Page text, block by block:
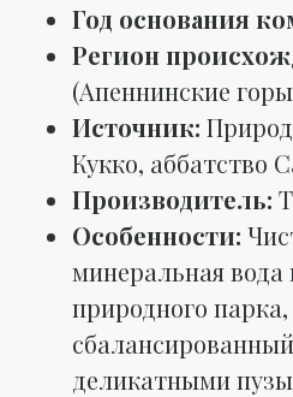
Год основания
Регион
(Апеннинские
Источник:
Кукко, аббатство
Производитель:
Особенности:
минеральная вода
природного
деликатными